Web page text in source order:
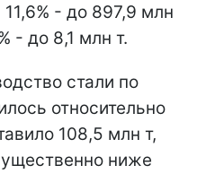
- до 897,9 млн
- до 8,1 млн т.
стали по
относительно
108,5 млн т,
ниже